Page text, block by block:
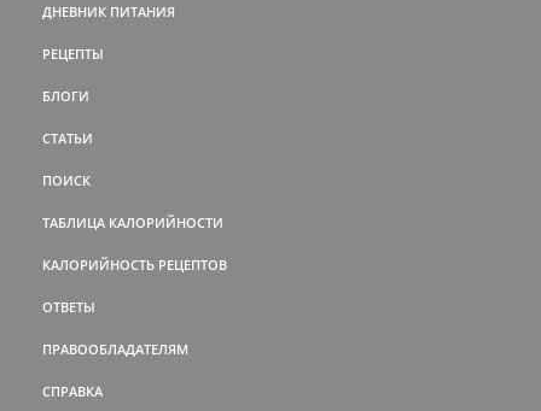
ДНЕВНИК ПИТАНИЯ
РЕЦЕПТЫ
БЛОГИ
СТАТЬИ
ПОИСК
ТАБЛИЦА КАЛОРИЙНОСТИ
КАЛОРИЙНОСТЬ РЕЦЕПТОВ
ОТВЕТЫ
ПРАВООБЛАДАТЕЛЯМ
СПРАВКА